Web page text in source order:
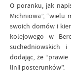
O poranku, jak
Michniowa”, “wielu
swoich domów i
kolejowego w
suchedniowskich
dodając, że
linii posterunków”.